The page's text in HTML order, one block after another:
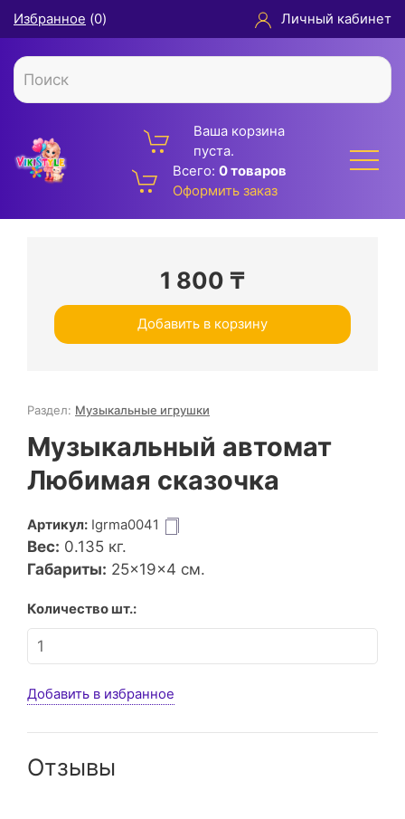
Избранное (0) Личный кабинет
Ваша корзина
пуста.
Всего: 0 товаров
Оформить заказ
1 800 ₸
Добавить в корзину
Раздел: Музыкальные игрушки
Музыкальный автомат
Любимая сказочка
Артикул: Igrma0041
Вес: 0.135 кг.
Габариты: 25×19×4 см.
Количество шт.:
Добавить в избранное
Отзывы